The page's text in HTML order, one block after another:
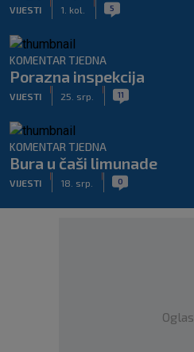
VIJESTI 1. kol. 5
KOMENTAR TJEDNA
Porazna inspekcija
VIJESTI 25. srp. 11
KOMENTAR TJEDNA
Bura u čaši limunade
VIJESTI 18. srp. 0
Oglas